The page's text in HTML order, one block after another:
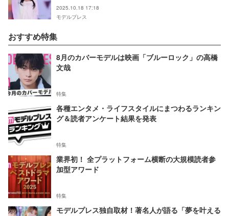
2025.10.18 17:18
モデルプレス
おすすめ特集
8月のカバーモデルは映画「ブルーロック」の高橋
文哉
特集
各種エンタメ・ライフスタイルにまつわるランキン
グ＆読者アンケート結果を発表
特集
業界初！ 全プラットフォーム横断の大規模読者参
加型アワード
特集
モデルプレス独自取材！著名人が語る「夢を叶える